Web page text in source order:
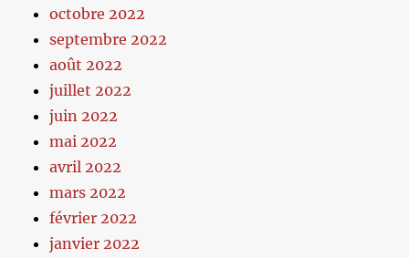
octobre 2022
septembre 2022
août 2022
juillet 2022
juin 2022
mai 2022
avril 2022
mars 2022
février 2022
janvier 2022